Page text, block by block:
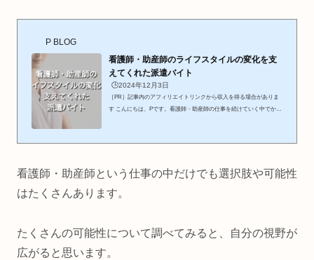
P BLOG
看護師・助産師のライフスタイルの変化を支
えてくれた派遣バイト
🕒️2024年12月3日
［PR］記事内のアフィリエイトリンクから収入を得る場合がありま
す こんにちは、Pです。看護師・助産師の仕事を続けていく中でかな
ります。 結婚 パートナーができたとき 妊娠 出産 子育て 介護 進学 引
がたくさんあります。今回は、そんなときに役立つ派遣バイトについ
てお伝えします。 看護師・助産師のライ...
看護師・助産師という仕事の中だけでも選択肢や可能性
はたくさんあります。
たくさんの可能性について調べてみると、自分の視野が
広がると思います。